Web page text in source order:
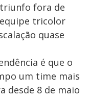
fora de
tricolor
quase
é que o
um time mais
desde 8 de maio